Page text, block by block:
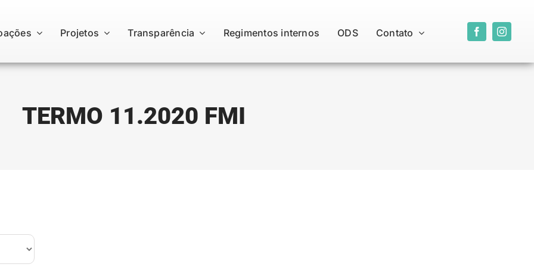
Projetos Transparência Regimentos internos ODS Contato
TERMO 11.2020 FMI